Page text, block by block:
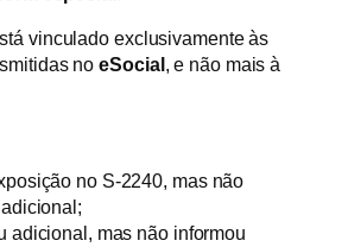
vinculado exclusivamente às
noeSocial, e não mais à
no S-2240, mas não
adicional, mas não informou